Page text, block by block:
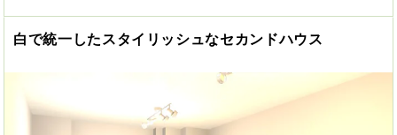
白で統一したスタイリッシュなセカンドハウス